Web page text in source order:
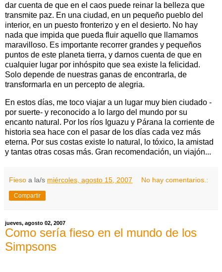
dar cuenta de que en el caos puede reinar la belleza que
transmite paz. En una ciudad, en un pequeño pueblo del
interior, en un puesto fronterizo y en el desierto. No hay
nada que impida que pueda fluir aquello que llamamos
maravilloso. Es importante recorrer grandes y pequeños
puntos de este planeta tierra, y darnos cuenta de que en
cualquier lugar por inhóspito que sea existe la felicidad.
Solo depende de nuestras ganas de encontrarla, de
transformarla en un percepto de alegria.
En estos días, me toco viajar a un lugar muy bien ciudado -
por suerte- y reconocido a lo largo del mundo por su
encanto natural. Por los ríos Iguazu y Párana la corriente de
historia sea hace con el pasar de los días cada vez más
eterna. Por sus costas existe lo natural, lo tóxico, la amistad
y tantas otras cosas más. Gran recomendación, un viajón...
Fieso a la/s miércoles, agosto 15, 2007 No hay comentarios.:
Compartir
jueves, agosto 02, 2007
Como sería fieso en el mundo de los
Simpsons